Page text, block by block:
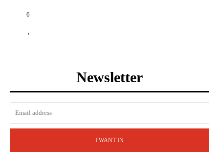
6
›
Newsletter
I WANT IN